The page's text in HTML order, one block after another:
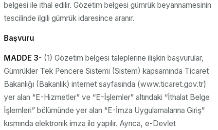
belgesi ile ithal edilir. Gözetim belgesi gümrük beyannamesinin
tescilinde ilgili gümrük idaresince aranır.
Başvuru
MADDE 3- (1) Gözetim belgesi taleplerine ilişkin başvurular,
Gümrükler Tek Pencere Sistemi (Sistem) kapsamında Ticaret
Bakanlığı (Bakanlık) internet sayfasında (www.ticaret.gov.tr)
yer alan “E-Hizmetler” ve “E-İşlemler” altındaki “İthalat Belge
İşlemleri” bölümünde yer alan “E-İmza Uygulamalarına Giriş”
kısmında elektronik imza ile yapılır. Ayrıca, e-Devlet